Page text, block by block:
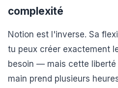
complexité
Notion est l'inverse. Sa
tu peux créer exactement
besoin — mais cette liberté
main prend plusieurs